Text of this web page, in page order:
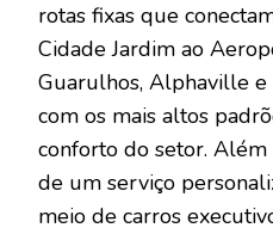
rotas fixas que
Cidade Jardim ao
Guarulhos, Alphaville e
com os mais altos
conforto do setor. Além
de um serviço
meio de carros